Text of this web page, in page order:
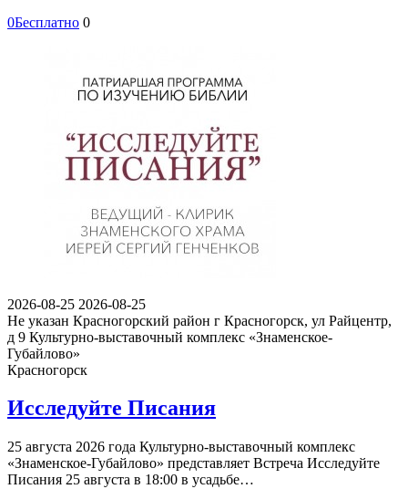
0Бесплатно 0
2026-08-25 2026-08-25
Не указан Красногорский район г Красногорск, ул Райцентр,
д 9 Культурно-выставочный комплекс «Знаменское-
Губайлово»
Красногорск
Исследуйте Писания
25 августа 2026 года Культурно-выставочный комплекс
«Знаменское-Губайлово» представляет Встреча Исследуйте
Писания 25 августа в 18:00 в усадьбе…